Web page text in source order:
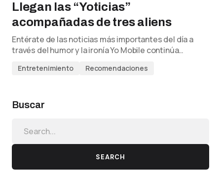
Llegan las “Yoticias”
acompañadas de tres aliens
Entérate de las noticias más importantes del día a
través del humor y la ironía Yo Mobile continúa…
Entretenimiento Recomendaciones
Buscar
SEARCH